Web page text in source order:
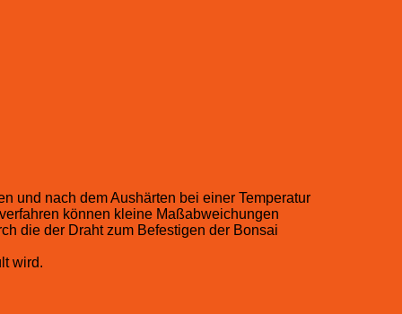
und nach dem Aushärten bei einer Temperatur
können kleine Maßabweichungen
die der Draht zum Befestigen der Bonsai
wird.